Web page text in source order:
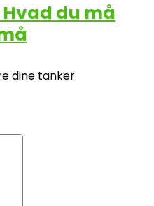
Hvad du må
dine tanker